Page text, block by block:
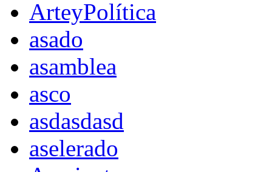
ArteyPolítica
asado
asamblea
asco
asdasdasd
aselerado